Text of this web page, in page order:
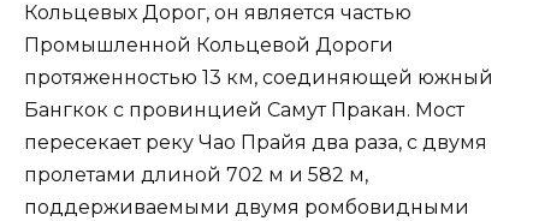
Кольцевых Дорог, он является частью
Промышленной Кольцевой Дороги
протяженностью 13 км, соединяющей южный
Бангкок с провинцией Самут Пракан. Мост
пересекает реку Чао Прайя два раза, с двумя
пролетами длиной 702 м и 582 м,
поддерживаемыми двумя ромбовидными